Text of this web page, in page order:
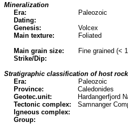
Mineralization
Era:
Paleozoic
Dating:
Genesis:
Volcex
Main texture:
Foliated
Main grain size:
Fine grained (<
Strike/Dip:
Stratigraphic classification of host rock
Era:
Paleozoic
Province:
Caledonides
Geotec.unit:
Hardangerfjord
Tectonic complex:
Samnanger
Igneous complex:
Group: